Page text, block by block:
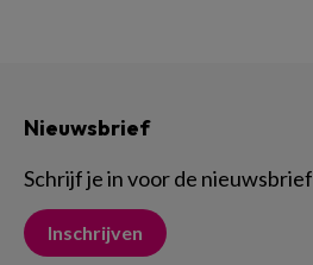
Nieuwsbrief
Schrijf je in voor de nieuwsbrief
Inschrijven